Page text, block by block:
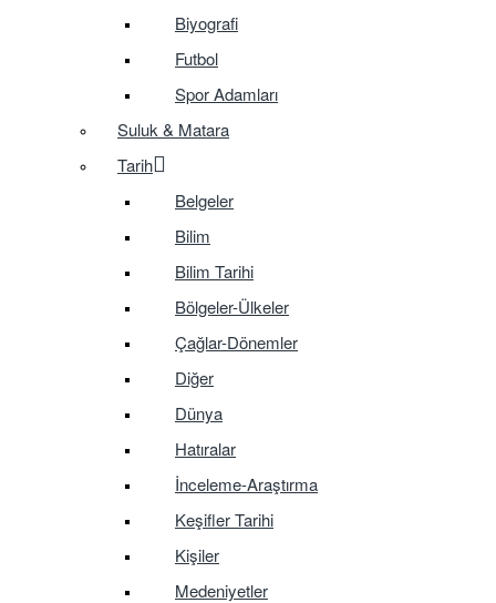
Biyografi
Futbol
Spor Adamları
Suluk & Matara
Tarih
Belgeler
Bilim
Bilim Tarihi
Bölgeler-Ülkeler
Çağlar-Dönemler
Diğer
Dünya
Hatıralar
İnceleme-Araştırma
Keşifler Tarihi
Kişiler
Medeniyetler